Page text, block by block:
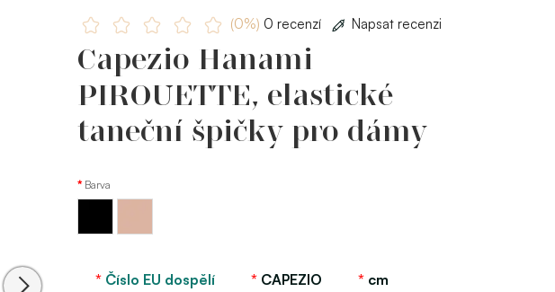
(0%) 0 recenzí Napsat recenzi
Capezio Hanami
PIROUETTE, elastické
taneční špičky pro dámy
Barva
Číslo EU dospělí CAPEZIO cm